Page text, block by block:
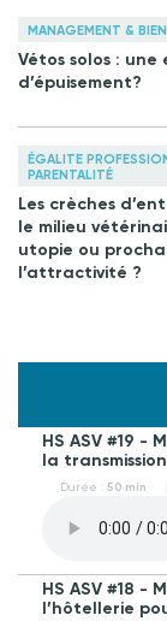
MANAGEMENT &
Vétos solos : une
d’épuisement?
ÉGALITE
PARENTALITÉ
Les crèches
le milieu
utopie ou
l’attractivité ?
HS ASV #19 -
la
Durée : 50 min
HS ASV #18 -
l’hôtellerie